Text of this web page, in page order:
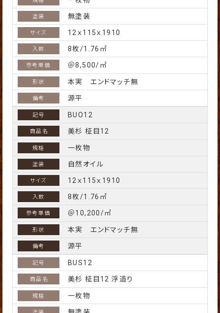
無塗装
12ｘ115ｘ1910
8枚/1.76㎡
＠8,500/㎡
本実 エンドマッチ無
源平
BUO12
美杉 柾目12
一枚物
自然オイル
12ｘ115ｘ1910
8枚/1.76㎡
＠10,200/㎡
本実 エンドマッチ無
源平
BUS12
美杉 柾目12 浮造り
一枚物